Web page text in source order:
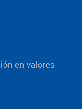
en valores